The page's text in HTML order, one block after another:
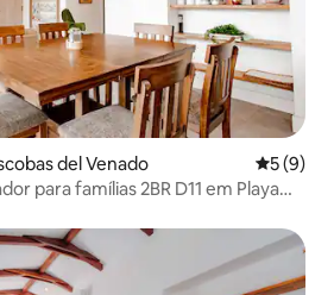
del Venado 5 de
5 (9)
para famílias 2BR D11 em Playa